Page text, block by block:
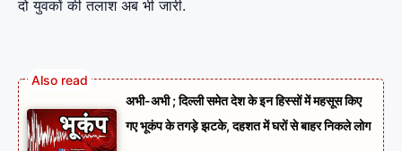
दो युवकों की तलाश अब भी जारी.
अभी-अभी ; दिल्ली समेत देश के इन हिस्सों में महसूस किए
गए भूकंप के तगड़े झटके, दहशत में घरों से बाहर निकले लोग